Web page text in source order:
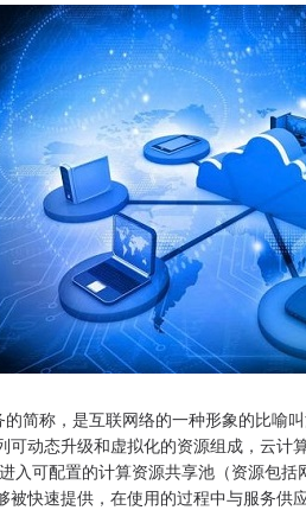
简称，是互联网络的一种形象的比喻
可动态升级和虚拟化的资源组成，云
入可配置的计算资源共享池（资源包
被快速提供，在使用的过程中与服务供